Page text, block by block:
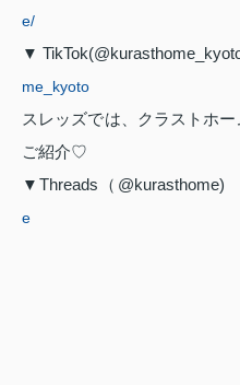
e/
me_kyoto
スレッズでは、クラストホ
ご紹介♡
▼Threads（@kurasthome)
e